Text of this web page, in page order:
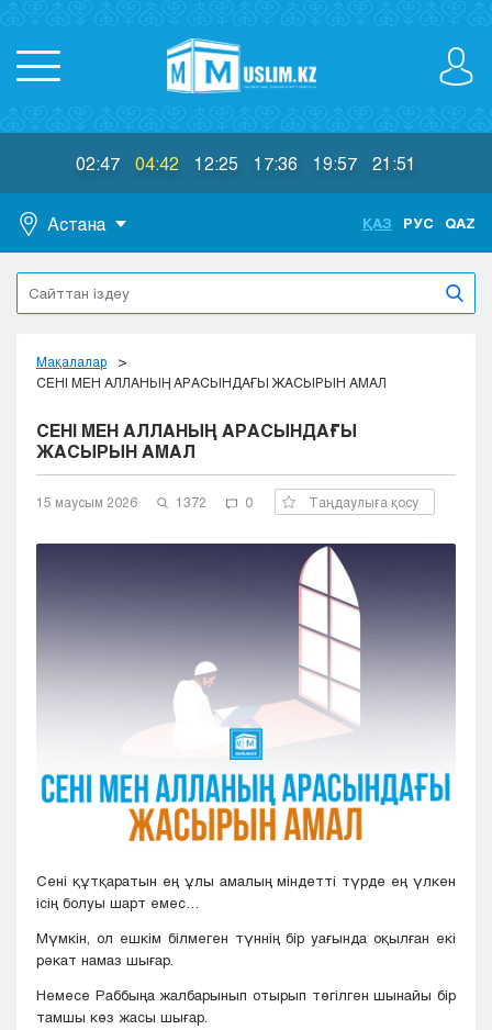
02:47 04:42 12:25 17:36 19:57 21:51
Астана
Астана
Алматы
Актобе
Атырау
Караганда
Кокшетау
Кызылорда
Усть-Каменогорск
ҚАЗ РУС QAZ
Мақалалар
СЕНІ МЕН АЛЛАНЫҢ АРАСЫНДАҒЫ ЖАСЫРЫН АМАЛ
СЕНІ МЕН АЛЛАНЫҢ АРАСЫНДАҒЫ
ЖАСЫРЫН АМАЛ
15 маусым 2026 1372 0 Таңдаулыға қосу
Сені құтқаратын ең ұлы амалың міндетті түрде ең үлкен
ісің болуы шарт емес…
Мүмкін, ол ешкім білмеген түннің бір уағында оқылған екі
рәкат намаз шығар.
Немесе Раббыңа жалбарынып отырып төгілген шынайы бір
тамшы көз жасы шығар.